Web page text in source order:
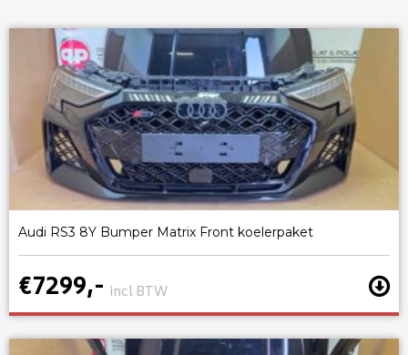
Audi RS3 8Y Bumper Matrix Front koelerpaket
€7299,- incl BTW